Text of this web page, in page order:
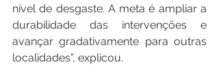
nível de desgaste. A meta é ampliar a
durabilidade das intervenções e
avançar gradativamente para outras
localidades”, explicou.